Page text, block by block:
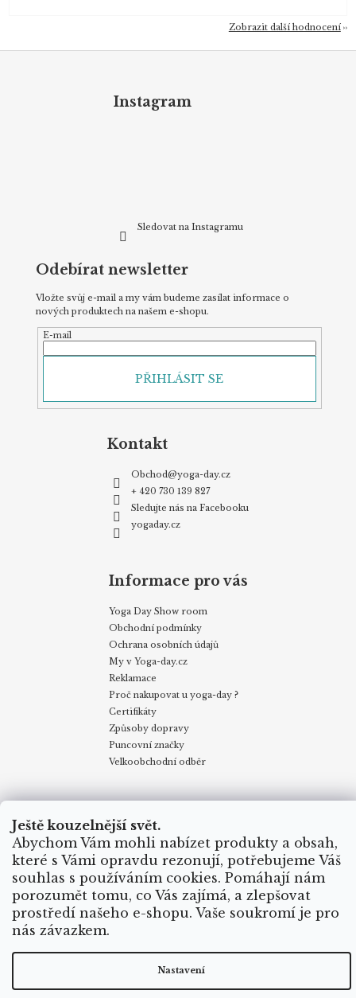
Ještě kouzelnější svět.
Abychom Vám mohli nabízet produkty a obsah,
které s Vámi opravdu rezonují, potřebujeme Váš
souhlas s používáním cookies. Pomáhají nám
porozumět tomu, co Vás zajímá, a zlepšovat
prostředí našeho e-shopu. Vaše soukromí je pro
nás závazkem.
Nastavení
Zobrazit další hodnocení
Instagram
Sledovat na Instagramu
Odebírat newsletter
Vložte svůj e-mail a my vám budeme zasílat informace o
nových produktech na našem e-shopu.
E-mail
PŘIHLÁSIT SE
Kontakt
Obchod@yoga-day.cz
+ 420 730 139 827
Sledujte nás na Facebooku
yogaday.cz
Informace pro vás
Yoga Day Show room
Obchodní podmínky
Ochrana osobních údajů
My v Yoga-day.cz
Reklamace
Proč nakupovat u yoga-day ?
Certifikáty
Způsoby dopravy
Puncovní značky
Velkoobchodní odběr
Reklamace
Proč nakupovat u yoga-day.cz
Způsoby dopravy
Vytvořil Shoptet
Copyright 2026Yoga Day. Všechna práva vyhrazena.